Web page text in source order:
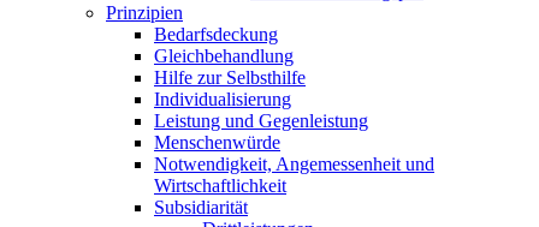
Prinzipien
Bedarfsdeckung
Gleichbehandlung
Hilfe zur Selbsthilfe
Individualisierung
Leistung und Gegenleistung
Menschenwürde
Notwendigkeit, Angemessenheit und
Wirtschaftlichkeit
Subsidiarität